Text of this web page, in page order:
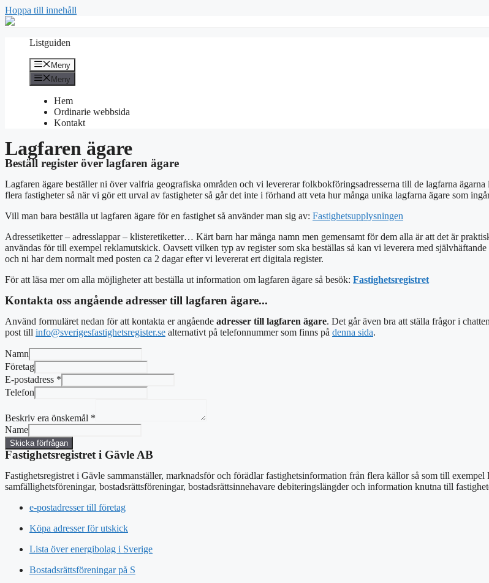
Hoppa till innehåll
Listguiden
Meny
Meny
Hem
Ordinarie webbsida
Kontakt
Lagfaren ägare
Beställ register över lagfaren ägare
Lagfaren ägare beställer ni över valfria geografiska områden och vi levererar folkbokföringsadresserna till de lagfarna
flera fastigheter så när vi gör ett urval av fastigheter så går det inte i förhand att veta hur många unika lagfarna ägare som
Vill man bara beställa ut lagfaren ägare för en fastighet så använder man sig av: Fastighetsupplysningen
Adressetiketter – adresslappar – klisteretiketter… Kärt barn har många namn men gemensamt för dem alla är att det är
användas för till exempel reklamutskick. Oavsett vilken typ av register som ska beställas så kan vi leverera med
och ni har dem normalt med posten ca 2 dagar efter vi levererat ert digitala register.
För att läsa mer om alla möjligheter att beställa ut information om lagfaren ägare så besök: Fastighetsregistret
Kontakta oss angående adresser till lagfaren ägare...
Använd formuläret nedan för att kontakta er angående adresser till lagfaren ägare. Det går även bra att ställa frågor i
post till info@sverigesfastighetsregister.se alternativt på telefonnummer som finns på denna sida.
Namn
Företag
E-postadress *
Telefon
Beskriv era önskemål *
Name
Skicka förfrågan
Fastighetsregistret i Gävle AB
Fastighetsregistret i Gävle sammanställer, marknadsför och förädlar fastighetsinformation från flera källor så som till
samfällighetsföreningar, bostadsrättsföreningar, bostadsrättsinnehavare debiteringslängder och information knutna till
e-postadresser till företag
Köpa adresser för utskick
Lista över energibolag i Sverige
Bostadsrättsföreningar på S